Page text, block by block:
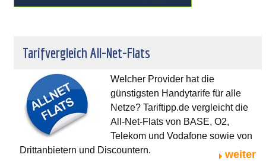
Tarifvergleich All-Net-Flats
Welcher Provider hat die
günstigsten Handytarife für alle
Netze? Tariftipp.de vergleicht die
All-Net-Flats von BASE, O2,
Telekom und Vodafone sowie von
Drittanbietern und Discountern.
weiter